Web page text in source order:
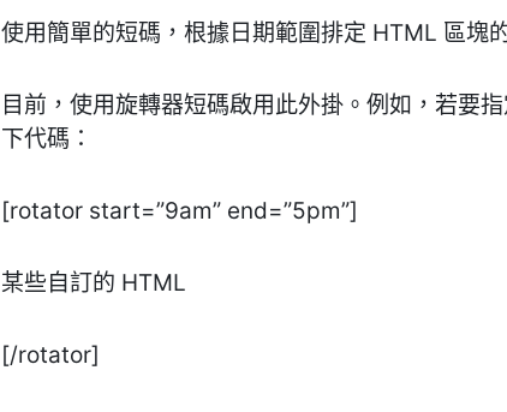
使用簡單的短碼，根據日期範圍排定 HTML 區塊
目前，使用旋轉器短碼啟用此外掛。例如，若要
下代碼：
[rotator start=”9am” end=”5pm”]
某些自訂的 HTML
[/rotator]